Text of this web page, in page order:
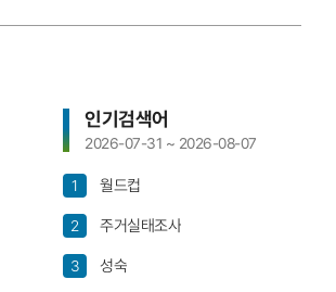
인기검색어
2026-07-31 ~ 2026-08-07
1 월드컵
2 주거실태조사
3 성숙